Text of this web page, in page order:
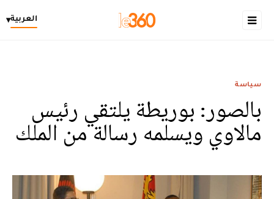
العربية▾
سياسة
بالصور: بوريطة يلتقي رئيس
مالاوي ويسلمه رسالة من الملك